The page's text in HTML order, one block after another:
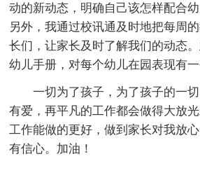
动的新动态，明确自己该怎样配合幼
另外，我通过校讯通及时地把每周
长们，让家长及时了解我们的动态
幼儿手册，对每个幼儿在园表现有一
一切为了孩子，为了孩子的一
有爱，再平凡的工作都会做得大放
工作能做的更好，做到家长对我放
有信心。加油！